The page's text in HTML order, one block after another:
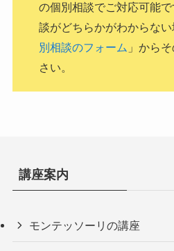
の個別相談でご対応可能
談がどちらかがわからな
別相談のフォーム 」から
さい。
講座案内
モンテッソーリの講座